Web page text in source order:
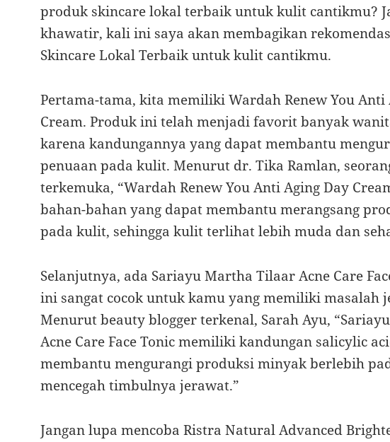
produk skincare lokal terbaik untuk kulit cantikmu?
khawatir, kali ini saya akan membagikan
Skincare Lokal Terbaik untuk kulit cantikmu.
Pertama-tama, kita memiliki Wardah Renew You Anti
Cream. Produk ini telah menjadi favorit banyak
karena kandungannya yang dapat membantu
penuaan pada kulit. Menurut dr. Tika Ramlan,
terkemuka, “Wardah Renew You Anti Aging Day
bahan-bahan yang dapat membantu merangsang
pada kulit, sehingga kulit terlihat lebih muda dan
Selanjutnya, ada Sariayu Martha Tilaar Acne Care
ini sangat cocok untuk kamu yang memiliki masalah
Menurut beauty blogger terkenal, Sarah Ayu,
Acne Care Face Tonic memiliki kandungan salicylic
membantu mengurangi produksi minyak berlebih
mencegah timbulnya jerawat.”
Jangan lupa mencoba Ristra Natural Advanced